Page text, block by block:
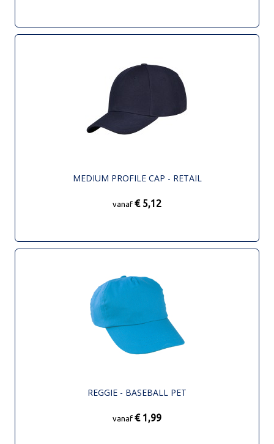
MEDIUM PROFILE CAP - RETAIL
vanaf € 5,12
REGGIE - BASEBALL PET
vanaf € 1,99